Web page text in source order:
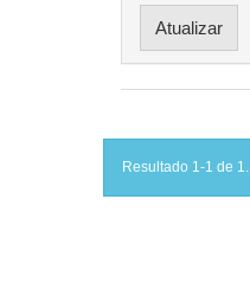
Resultado 1-1 de 1.